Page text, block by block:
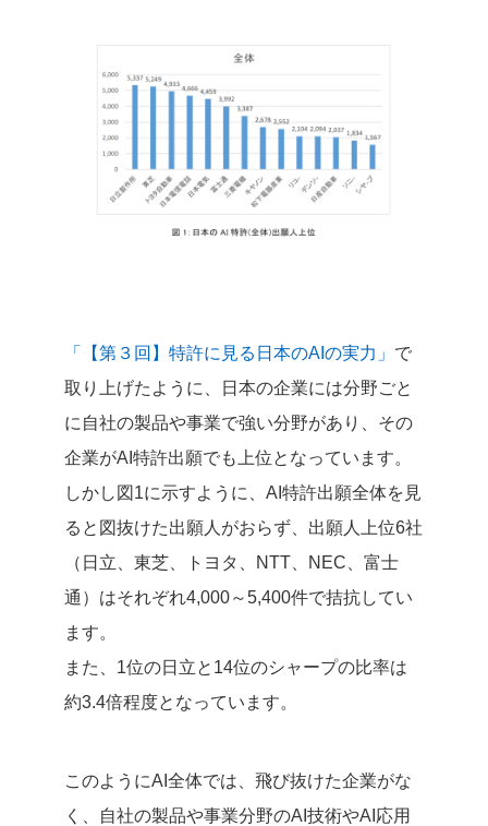
「【第３回】特許に見る日本のAIの実力」 で
取り上げたように、日本の企業には分野ごと
に自社の製品や事業で強い分野があり、その
企業がAI特許出願でも上位となっています。
しかし図1に示すように、AI特許出願全体を見
ると図抜けた出願人がおらず、出願人上位6社
（日立、東芝、トヨタ、NTT、NEC、富士
通）はそれぞれ4,000～5,400件で拮抗してい
ます。
また、1位の日立と14位のシャープの比率は
約3.4倍程度となっています。
このようにAI全体では、飛び抜けた企業がな
く、自社の製品や事業分野のAI技術やAI応用